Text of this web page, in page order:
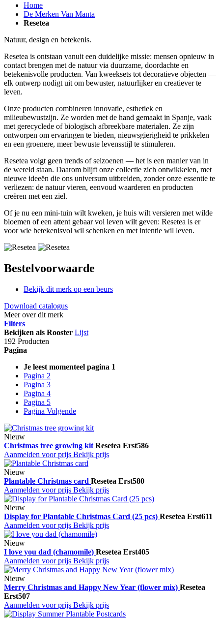
Home
De Merken Van Manta
Resetea
Natuur, design en betekenis.
Resetea is ontstaan vanuit een duidelijke missie: mensen opnieuw in
contact brengen met de natuur via duurzame, doordachte en
betekenisvolle producten. Van kweeksets tot decoratieve objecten —
elk ontwerp nodigt uit om bewuster, natuurlijker en creatiever te
leven.
Onze producten combineren innovatie, esthetiek en
milieubewustzijn. Ze worden met de hand gemaakt in Spanje, vaak
met gerecyclede of biologisch afbreekbare materialen. Ze zijn
ontworpen om ervaringen te bieden, nieuwsgierigheid te prikkelen
en een groenere, meer bewuste levensstijl te stimuleren.
Resetea volgt geen trends of seizoenen — het is een manier van in
de wereld staan. Daarom blijft onze collectie zich ontwikkelen, met
nieuwe ideeën die ons universum uitbreiden, zonder onze essentie te
verliezen: de natuur vieren, eenvoud waarderen en producten
creëren met een ziel.
Of je nu een mini-tuin wilt kweken, je huis wilt versieren met wilde
bloemen of een attent gebaar vol leven wilt geven: Resetea is er
voor wie betekenisvol wil schenken en met intentie wil leven.
Bestelvoorwaarde
Bekijk dit merk op een beurs
Download catalogus
Meer over dit merk
Filters
Bekijken als Rooster Lijst
192 Producten
Pagina
Je leest momenteel pagina 1
Pagina 2
Pagina 3
Pagina 4
Pagina 5
Pagina Volgende
Nieuw
Christmas tree growing kit Resetea Erst586
Aanmelden voor prijs Bekijk prijs
Nieuw
Plantable Christmas card Resetea Erst580
Aanmelden voor prijs Bekijk prijs
Nieuw
Display for Plantable Christmas Card (25 pcs) Resetea Erst611
Aanmelden voor prijs Bekijk prijs
Nieuw
I love you dad (chamomile) Resetea Erst405
Aanmelden voor prijs Bekijk prijs
Nieuw
Merry Christmas and Happy New Year (flower mix) Resetea
Erst507
Aanmelden voor prijs Bekijk prijs